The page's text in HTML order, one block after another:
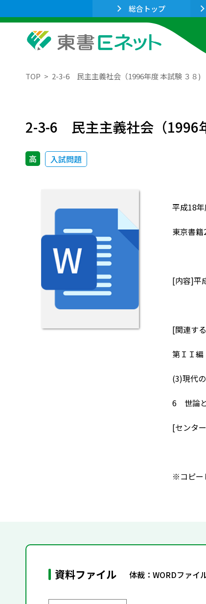
総合トップ
TOP 2-3-6 民主主義社会（1996年度 本試験 ３８)
2-3-6 民主主義社会（1996
高 入試問題
平成18
東京書
[内容]平
[関連す
第ＩＩ
(3)現代
6 世論
[センタ
※コピー
資料ファイル 体裁：WORDファイ